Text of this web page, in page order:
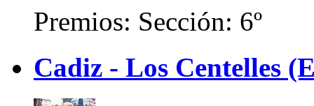
Premios: Sección: 6º
Cadiz - Los Centelles